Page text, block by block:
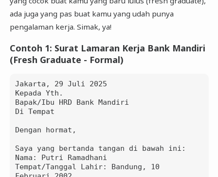
ada juga yang pas buat kamu yang udah punya
pengalaman kerja. Simak, ya!
Contoh 1: Surat Lamaran Kerja Bank Mandiri
(Fresh Graduate - Formal)
Jakarta, 29 Juli 2025
Kepada Yth.
Bapak/Ibu HRD Bank Mandiri
Di Tempat
Dengan hormat,
Saya yang bertanda tangan di bawah ini:
Nama: Putri Ramadhani
Tempat/Tanggal Lahir: Bandung, 10